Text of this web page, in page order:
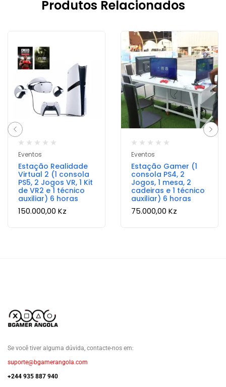
Produtos Relacionados
Eventos
Estação Realidade
Virtual 2 (1 consola
PS5, 2 Jogos VR, 1 Kit
de VR2 e 1 técnico
auxiliar) 6 horas
150.000,00 Kz
Eventos
Estação Gamer (1
consola PS4, 2
Jogos, 1 mesa, 2
cadeiras e 1 técnico
auxiliar) 6 horas
75.000,00 Kz
Se você tiver alguma dúvida, contacte-nos em:
suporte@bgamerangola.com
+244 935 887 940